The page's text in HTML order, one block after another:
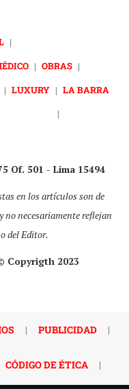
|
| OBRAS |
| LUXURY | LA BARRA
|
Of. 501 - Lima 15494
en los artículos son de
no necesariamente reflejan
del Editor.
Copyrigth 2023
| PUBLICIDAD |
CÓDIGO DE ÉTICA |